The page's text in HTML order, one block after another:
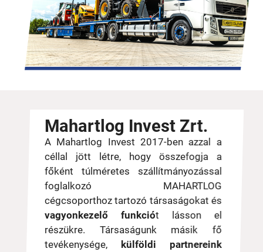
Mahartlog Invest Zrt.
A Mahartlog Invest 2017-ben azzal a
céllal jött létre, hogy összefogja a
főként túlméretes szállítmányozással
foglalkozó MAHARTLOG
cégcsoporthoz tartozó társaságokat és
vagyonkezelő funkciót lásson el
részükre. Társaságunk másik fő
tevékenysége, külföldi partnereink